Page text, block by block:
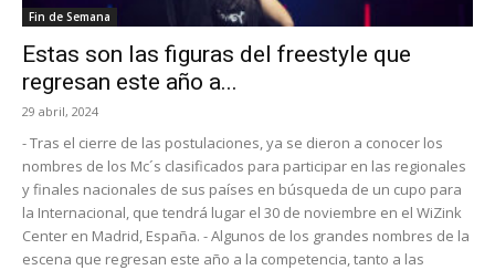
Fin de Semana
Estas son las figuras del freestyle que
regresan este año a...
29 abril, 2024
- Tras el cierre de las postulaciones, ya se dieron a conocer los
nombres de los Mc´s clasificados para participar en las regionales
y finales nacionales de sus países en búsqueda de un cupo para
la Internacional, que tendrá lugar el 30 de noviembre en el WiZink
Center en Madrid, España. - Algunos de los grandes nombres de la
escena que regresan este año a la competencia, tanto a las